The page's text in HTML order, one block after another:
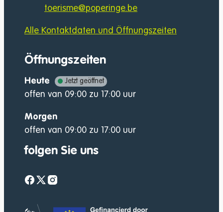
E-Mailtoerisme@poperinge.be
Alle Kontaktdaten und Öffnungszeiten
Öffnungszeiten
Heute Jetzt geöffnet
offen van 09:00 zu 17:00 uur
Morgen
offen van 09:00 zu 17:00 uur
folgen Sie uns
Facebook
TwitterInstagram